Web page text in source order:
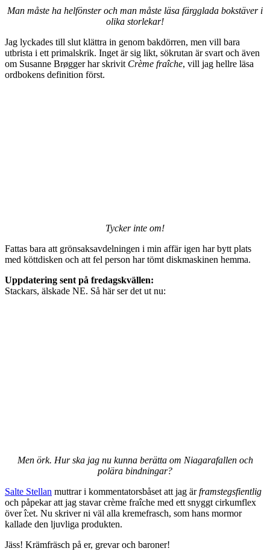
Man måste ha helfönster och man måste läsa färgglada bokstäver i
olika storlekar!
Jag lyckades till slut klättra in genom bakdörren, men vill bara
utbrista i ett primalskrik. Inget är sig likt, sökrutan är svart och även
om Susanne Brøgger har skrivit Crème fraîche, vill jag hellre läsa
ordbokens definition först.
Tycker inte om!
Fattas bara att grönsaksavdelningen i min affär igen har bytt plats
med köttdisken och att fel person har tömt diskmaskinen hemma.
Uppdatering sent på fredagskvällen:
Stackars, älskade NE. Så här ser det ut nu:
Men örk. Hur ska jag nu kunna berätta om Niagarafallen och
polära bindningar?
Salte Stellan muttrar i kommentatorsbåset att jag ärframstegsfientlig
och påpekar att jag stavar crème fraîche med ett snyggt cirkumflex
över î:et. Nu skriver ni väl alla kremefrasch, som hans mormor
kallade den ljuvliga produkten.
Jäss! Krämfräsch på er, grevar och baroner!